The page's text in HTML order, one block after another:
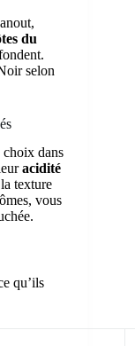
du
selon
dans
acidité
texture
vous
qu’ils